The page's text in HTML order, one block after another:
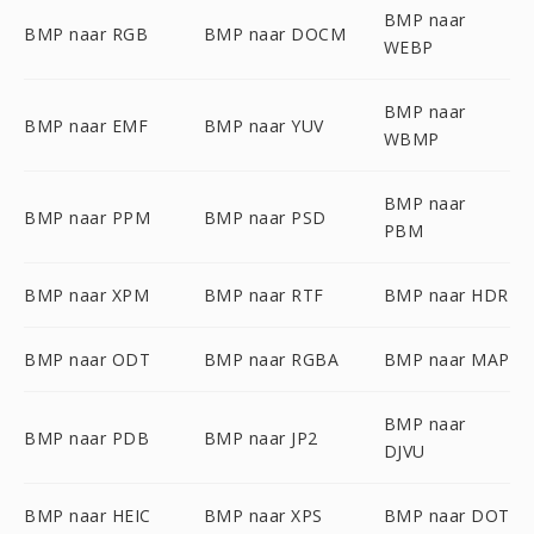
BMP naar RGB BMP naar DOCM
BMP naar
WEBP
BMP naar EMF BMP naar YUV
BMP naar
WBMP
BMP naar PPM BMP naar PSD
BMP naar
PBM
BMP naar XPM BMP naar RTF BMP naar HDR
BMP naar ODT BMP naar RGBA BMP naar MAP
BMP naar PDB BMP naar JP2
BMP naar
DJVU
BMP naar HEIC BMP naar XPS BMP naar DOT